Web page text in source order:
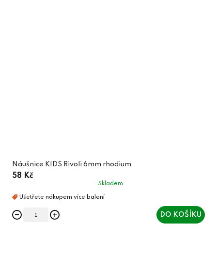
Náušnice KIDS Rivoli 6mm rhodium
58 Kč
Skladem
DO KOŠÍKU